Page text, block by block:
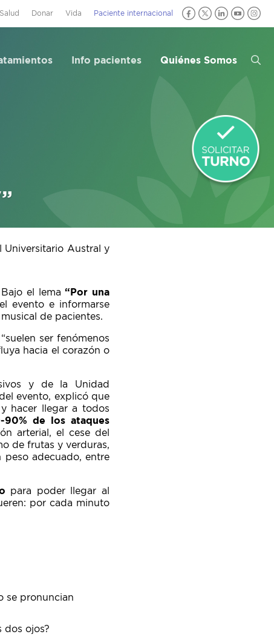
Donar Vida Paciente internacional
Info pacientes Quiénes Somos
Universitario Austral y
Bajo el lema“Por una
evento e informarse
de pacientes.
ser fenómenos
hacia el corazón o
y de la Unidad
evento, explicó que
y hacer llegar a todos
90% de los ataques
arterial, el cese del
de frutas y verduras,
adecuado, entre
para poder llegar al
por cada minuto
se pronuncian
dos ojos?